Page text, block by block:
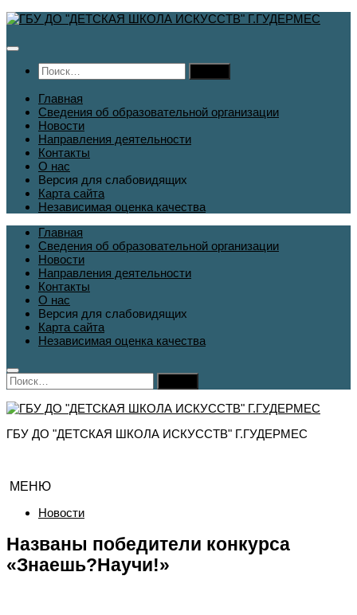
Перейти
содержимому
Найти:
Главная
Сведения об образовательной организации
Новости
Направления деятельности
Контакты
О нас
Версия для слабовидящих
Карта сайта
Независимая оценка качества
Главная
Сведения об образовательной организации
Новости
Направления деятельности
Контакты
О нас
Версия для слабовидящих
Карта сайта
Независимая оценка качества
Найти:
ГБУ ДО "ДЕТСКАЯ ШКОЛА ИСКУССТВ" Г.ГУДЕРМЕС
МЕНЮ
Новости
Названы победители конкурса
«Знаешь?Научи!»